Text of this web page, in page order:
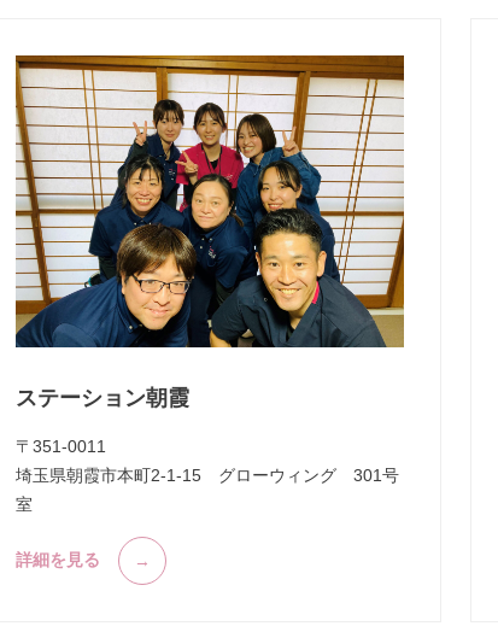
ステーション朝霞
〒351-0011
埼玉県朝霞市本町2-1-15 グローウィング 301号
室
詳細を見る